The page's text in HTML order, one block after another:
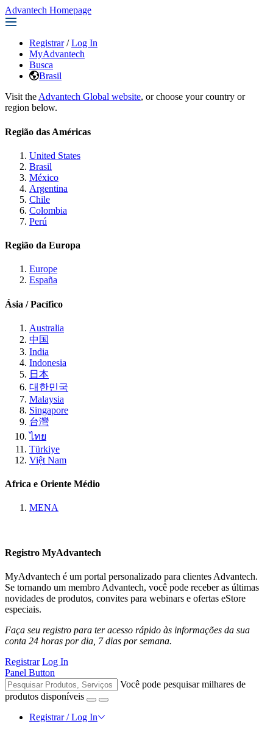
Advantech Homepage
Registrar / Log In
MyAdvantech
Busca
Brasil
Visit the Advantech Global website, or choose your country or
region below.
Região das Américas
United States
Brasil
México
Argentina
Chile
Colombia
Perú
Região da Europa
Europe
España
Ásia / Pacífico
Australia
中国
India
Indonesia
日本
대한민국
Malaysia
Singapore
台灣
ไทย
Türkiye
Việt Nam
Africa e Oriente Médio
MENA
Registro MyAdvantech
MyAdvantech é um portal personalizado para clientes Advantech.
Se tornando um membro Advantech, você pode receber as últimas
novidades de produtos, convites para webinars e ofertas eStore
especiais.
Faça seu registro para ter acesso rápido às informações da sua
conta 24 horas por dia, 7 dias por semana.
Registrar Log In
Panel Button
Você pode pesquisar milhares de
produtos disponíveis
Registrar / Log In